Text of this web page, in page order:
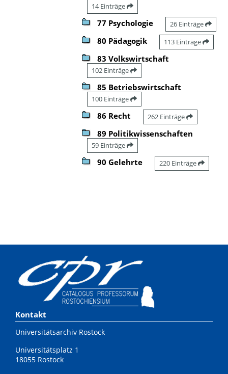
14 Einträge
77 Psychologie 26 Einträge
80 Pädagogik 113 Einträge
83 Volkswirtschaft
102 Einträge
85 Betriebswirtschaft
100 Einträge
86 Recht 262 Einträge
89 Politikwissenschaften
59 Einträge
90 Gelehrte 220 Einträge
Kontakt
Universitätsarchiv Rostock
Universitätsplatz 1
18055 Rostock